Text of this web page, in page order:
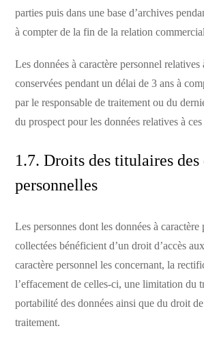
parties puis dans une base d’archives
à compter de la fin de la relation
Les données à caractère personnel relatives
conservées pendant un délai de 3 ans à
par le responsable de traitement ou du
du prospect pour les données relatives à
1.7. Droits des titulaires des
personnelles
Les personnes dont les données à caractère
collectées bénéficient d’un droit d’accès
caractère personnel les concernant, la
l’effacement de celles-ci, une limitation du
portabilité des données ainsi que du droit de
traitement.